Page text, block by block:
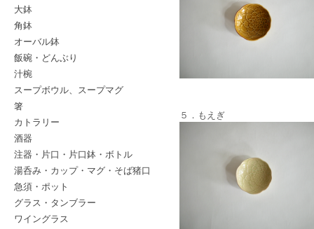
大鉢
角鉢
オーバル鉢
飯碗・どんぶり
汁椀
スープボウル、スープマグ
箸
カトラリー
酒器
注器・片口・片口鉢・ボトル
湯呑み・カップ・マグ・そば猪口
急須・ポット
グラス・タンブラー
ワイングラス
５．もえぎ